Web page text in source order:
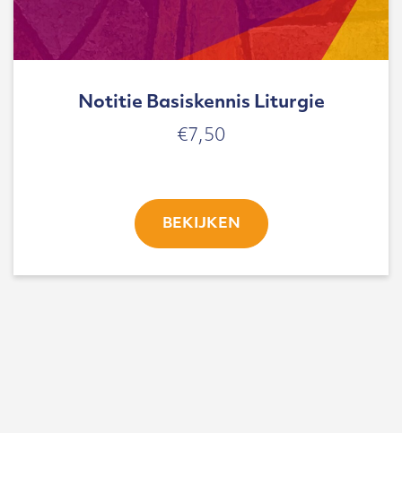
Notitie Basiskennis Liturgie
€7,50
BEKIJKEN